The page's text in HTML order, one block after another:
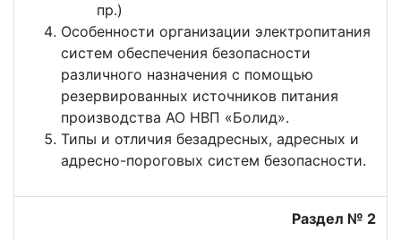
пр.)
Особенности организации электропитания
систем обеспечения безопасности
различного назначения с помощью
резервированных источников питания
производства АО НВП «Болид».
Типы и отличия безадресных, адресных и
адресно-пороговых систем безопасности.
Раздел № 2